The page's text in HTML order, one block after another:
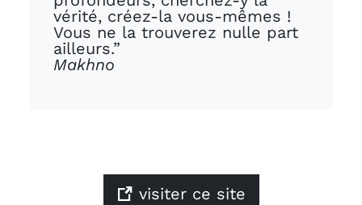
vérité, créez-la vous-mêmes !
Vous ne la trouverez nulle part
ailleurs.”
Makhno
visiter ce site